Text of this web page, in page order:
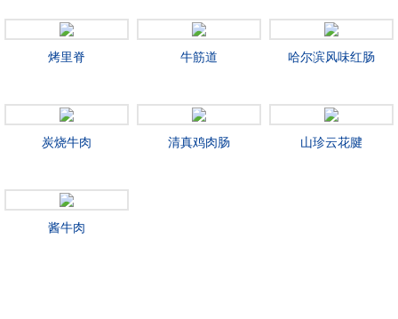
烤里脊 牛筋道 哈尔滨风味红肠
炭烧牛肉 清真鸡肉肠 山珍云花腱
酱牛肉